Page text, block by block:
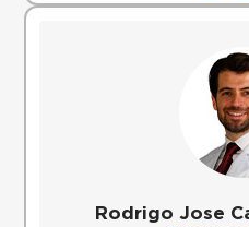
Rodrigo Jose